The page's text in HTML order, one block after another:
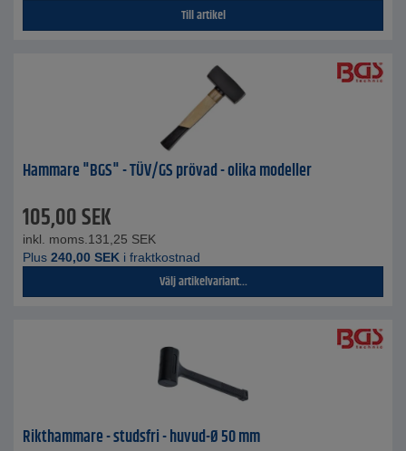
Till artikel
Hammare "BGS" - TÜV/GS prövad - olika modeller
105,00SEK
inkl. moms. 131,25 SEK
Plus 240,00 SEK i fraktkostnad
Välj artikelvariant...
Rikthammare - studsfri - huvud-Ø 50 mm